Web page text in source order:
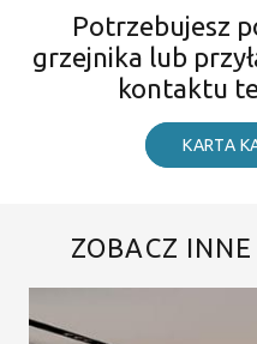
Potrzebujesz
grzejnika lub
kontaktu
KARTA
ZOBACZ